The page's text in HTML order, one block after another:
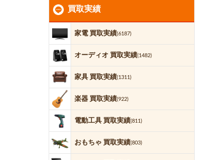
買取実績
家電 買取実績(6187)
オーディオ 買取実績(1482)
家具 買取実績(1311)
楽器 買取実績(922)
電動工具 買取実績(811)
おもちゃ 買取実績(803)